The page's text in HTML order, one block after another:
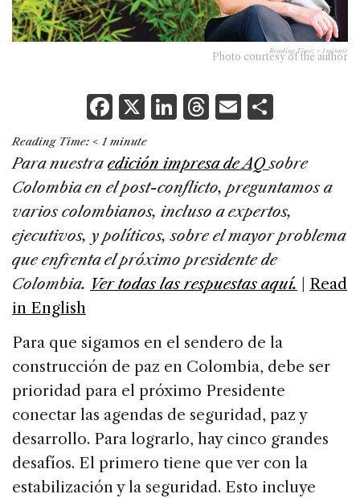
Reading Time: < 1 minute
Photo courtesy of the author
F
a
c
e
b
o
o
k
X Li
k
e
dI
n
T
re
a
d
s
E
ai
l
ar
e
Reading Time: < 1 minute
Para nuestra edición impresa de AQsobre
Colombia en el post-conflicto, preguntamos a
varios colombianos, incluso a expertos,
ejecutivos, y políticos, sobre el mayor problema
que enfrenta el próximo presidente de
Colombia. Ver todas las respuestas aquí.
Read
in English
Para que sigamos en el sendero de la
construcción de paz en Colombia, debe ser
prioridad para el próximo Presidente
conectar las agendas de seguridad, paz y
desarrollo. Para lograrlo, hay cinco grandes
desafíos. El primero tiene que ver con la
estabilización y la seguridad. Esto incluye